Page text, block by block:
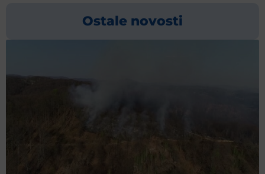
Ostale novosti